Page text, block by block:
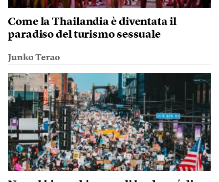
Come la Thailandia è diventata il
paradiso del turismo sessuale
Junko Terao